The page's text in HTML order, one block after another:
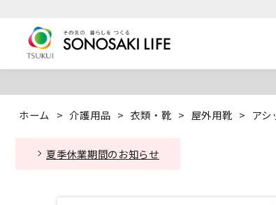
ホーム > 介護用品 > 衣類・靴 > 屋外用靴 > ア
夏季休業期間のお知らせ